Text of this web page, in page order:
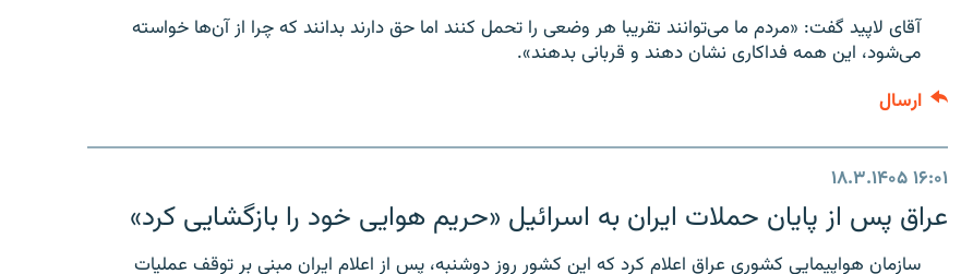
آقای لاپید گفت: «مردم ما می‌توانند تقریبا هر وضعی را تحمل کنند اما حق دارند بدانند که چرا از آن‌ها خواسته
می‌شود، این همه فداکاری نشان دهند و قربانی بدهند».
ارسال
۱۶:۰۱ ۱۸.۳.۱۴۰۵
عراق پس از پایان حملات ایران به اسرائیل «حریم هوایی خود را بازگشایی کرد»
سازمان هواپیمایی کشوری عراق اعلام کرد که این کشور روز دوشنبه، پس از اعلام ایران مبنی بر توقف عملیات